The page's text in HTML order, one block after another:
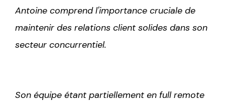
Antoine comprend l'importance cruciale de
maintenir des relations client solides dans son
secteur concurrentiel.
Son équipe étant partiellement en full remote